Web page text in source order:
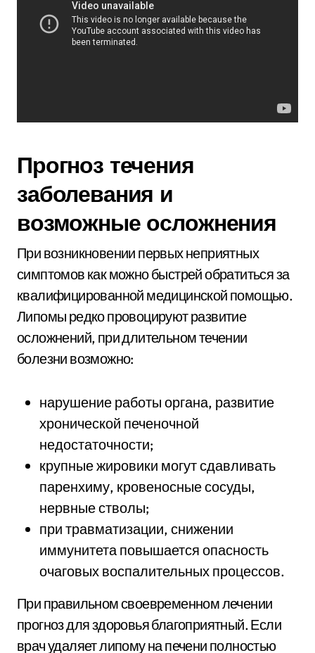
Прогноз течения
заболевания и
возможные осложнения
При возникновении первых неприятных
симптомов как можно быстрей обратиться за
квалифицированной медицинской помощью.
Липомы редко провоцируют развитие
осложнений, при длительном течении
болезни возможно:
нарушение работы органа, развитие
хронической печеночной
недостаточности;
крупные жировики могут сдавливать
паренхиму, кровеносные сосуды,
нервные стволы;
при травматизации, снижении
иммунитета повышается опасность
очаговых воспалительных процессов.
При правильном своевременном лечении
прогноз для здоровья благоприятный. Если
врач удаляет липому на печени полностью